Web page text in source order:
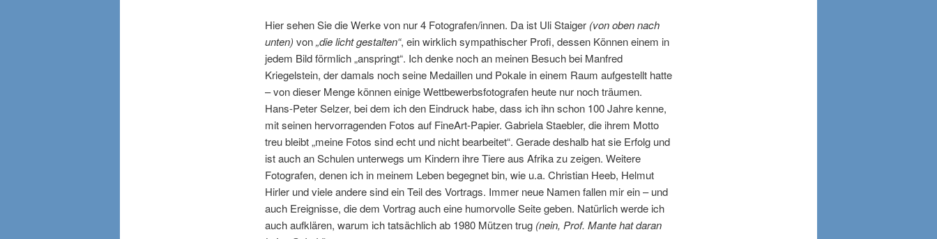
Hier sehen Sie die Werke von nur 4 Fotografen/innen. Da ist Uli Staiger(von oben nach
unten) von„die licht gestalten“, ein wirklich sympathischer Profi, dessen Können einem in
jedem Bild förmlich „anspringt“. Ich denke noch an meinen Besuch bei Manfred
Kriegelstein, der damals noch seine Medaillen und Pokale in einem Raum aufgestellt hatte
– von dieser Menge können einige Wettbewerbsfotografen heute nur noch träumen.
Hans-Peter Selzer, bei dem ich den Eindruck habe, dass ich ihn schon 100 Jahre kenne,
mit seinen hervorragenden Fotos auf FineArt-Papier. Gabriela Staebler, die ihrem Motto
treu bleibt „meine Fotos sind echt und nicht bearbeitet“. Gerade deshalb hat sie Erfolg und
ist auch an Schulen unterwegs um Kindern ihre Tiere aus Afrika zu zeigen. Weitere
Fotografen, denen ich in meinem Leben begegnet bin, wie u.a. Christian Heeb, Helmut
Hirler und viele andere sind ein Teil des Vortrags. Immer neue Namen fallen mir ein – und
auch Ereignisse, die dem Vortrag auch eine humorvolle Seite geben. Natürlich werde ich
auch aufklären, warum ich tatsächlich ab 1980 Mützen trug (nein, Prof. Mante hat daran